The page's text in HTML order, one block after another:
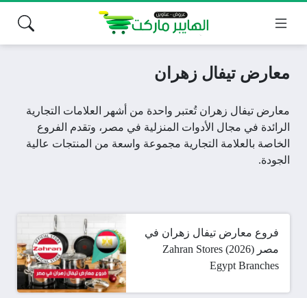
معارض تيفال زهران
معارض تيفال زهران تُعتبر واحدة من أشهر العلامات التجارية
الرائدة في مجال الأدوات المنزلية في مصر، وتقدم الفروع
الخاصة بالعلامة التجارية مجموعة واسعة من المنتجات عالية
الجودة.
فروع معارض تيفال زهران في
مصر (2026) Zahran Stores
Egypt Branches